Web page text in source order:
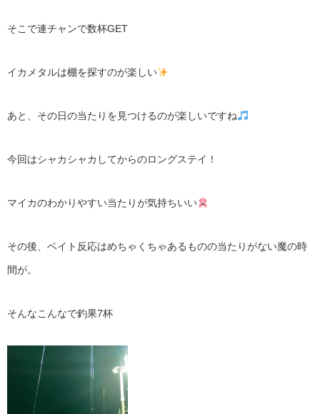
そこで連チャンで数杯GET
イカメタルは棚を探すのが楽しい
あと、その日の当たりを見つけるのが楽しいですね
今回はシャカシャカしてからのロングステイ！
マイカのわかりやすい当たりが気持ちいい
その後、ベイト反応はめちゃくちゃあるものの当たりがない魔の時
間が。
そんなこんなで釣果7杯